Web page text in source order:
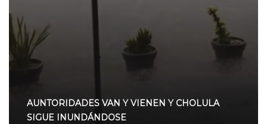
AUNTORIDADES VAN Y VIENEN Y CHOLULA
SIGUE INUNDÁNDOSE